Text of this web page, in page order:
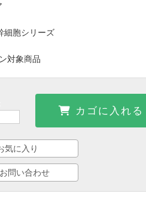
細胞シリーズ
対象商品
カゴに入れる
気に入り
問い合わせ